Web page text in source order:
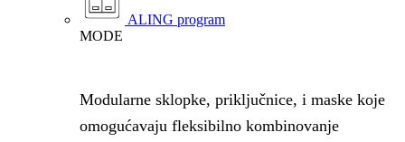
ALING program
MODE
Modularne sklopke, priključnice, i maske koje
omogućavaju fleksibilno kombinovanje